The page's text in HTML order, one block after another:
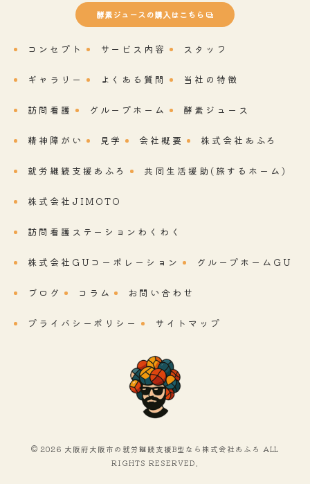
酵素ジュースの購入はこちら
コンセプト サービス内容 スタッフ
ギャラリー よくある質問 当社の特徴
訪問看護 グループホーム 酵素ジュース
精神障がい 見学 会社概要 株式会社あふろ
就労継続支援あふろ 共同生活援助(旅するホーム)
株式会社JIMOTO
訪問看護ステーションわくわく
株式会社GUコーポレーション グループホームGU
ブログ コラム お問い合わせ
プライバシーポリシー サイトマップ
© 2026 大阪府大阪市の就労継続支援B型なら株式会社あふろ ALL
RIGHTS RESERVED.